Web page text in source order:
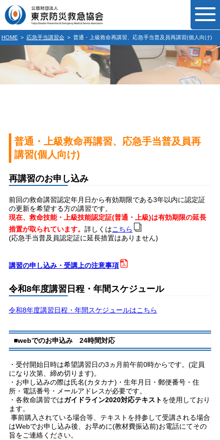
HOME > 応急手当講習会 > 普通・上級救命再講習、応急手当普及員再講習(個人向け)
普通・上級救命再講習、応急手当普及員再
講習(個人向け)
再講習のお申し込み
前回の救命講習認定年月日から有効期限である3年以内に認定証
の更新を希望する方の講習です。
現在、救命技能・上級技能認定証(普通・上級)は有効期限の延長
措置が取られています。 詳しくはこちら
(応急手当普及員認定証に延長措置はありません)
講習の申し込み・受講上の注意事項
令和8年度講習日程・年間スケジュール
令和8年度講習日程・年間スケジュールはこちら
■webでのお申込み 24時間対応
・受付開始日時は希望講習日の3ヵ月前午前0時からです。(定員
になり次第、締め切ります)。
・お申し込みの際は氏名(カタカナ)・生年月日・郵便番号・住
所・電話番号・メールアドレスが必要です。
・各救命講習ではガイドライン2020対応テキストを使用しており
ます。
事前購入されている場合等、テキストを持参して受講される場合
はWebでお申し込み後、お早めに(教材費振込前)お電話にてその
旨をご連絡ください。